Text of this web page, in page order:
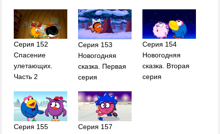
Серия 152
Спасение
улетающих.
Часть 2
Серия 153
Новогодняя
сказка. Первая
серия
Серия 154
Новогодняя
сказка. Вторая
серия
Серия 155
Серия 157